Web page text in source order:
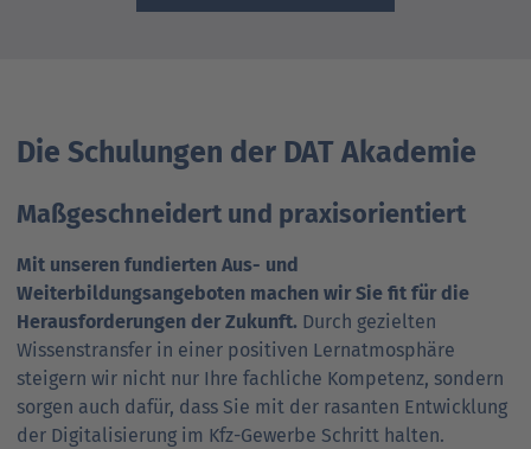
Die Schulungen der DAT Akademie
Maßgeschneidert und praxisorientiert
Mit unseren fundierten Aus- und
Weiterbildungsangeboten machen wir Sie fit für die
Herausforderungen der Zukunft. Durch gezielten
Wissenstransfer in einer positiven Lernatmosphäre
steigern wir nicht nur Ihre fachliche Kompetenz, sondern
sorgen auch dafür, dass Sie mit der rasanten Entwicklung
der Digitalisierung im Kfz-Gewerbe Schritt halten.